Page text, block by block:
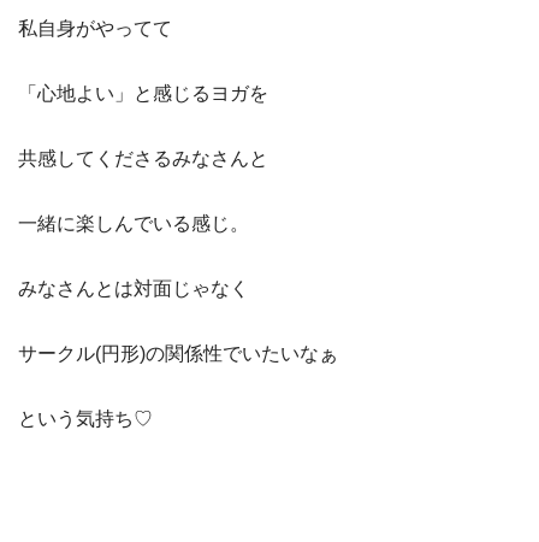
私自身がやってて
「心地よい」と感じるヨガを
共感してくださるみなさんと
一緒に楽しんでいる感じ。
みなさんとは対面じゃなく
サークル(円形)の関係性でいたいなぁ
という気持ち♡